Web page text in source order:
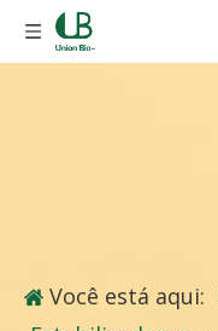
Você está aqui: